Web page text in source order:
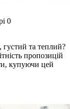
0
та теплий?
пропозицій
купуючи цей